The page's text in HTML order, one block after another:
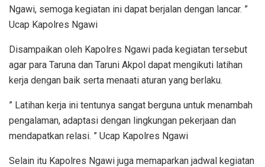
Ngawi, semoga kegiatan ini dapat berjalan dengan lancar. ”
Ucap Kapolres Ngawi
Disampaikan oleh Kapolres Ngawi pada kegiatan tersebut
agar para Taruna dan Taruni Akpol dapat mengikuti latihan
kerja dengan baik serta menaati aturan yang berlaku.
” Latihan kerja ini tentunya sangat berguna untuk menambah
pengalaman, adaptasi dengan lingkungan pekerjaan dan
mendapatkan relasi. ” Ucap Kapolres Ngawi
Selain itu Kapolres Ngawi juga memaparkan jadwal kegiatan